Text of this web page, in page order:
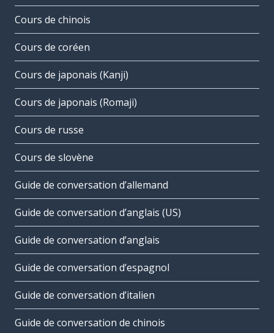
Cours de chinois
Cours de coréen
Cours de japonais (Kanji)
Cours de japonais (Romaji)
Cours de russe
Cours de slovène
Guide de conversation d’allemand
Guide de conversation d’anglais (US)
Guide de conversation d’anglais
Guide de conversation d’espagnol
Guide de conversation d’italien
Guide de conversation de chinois